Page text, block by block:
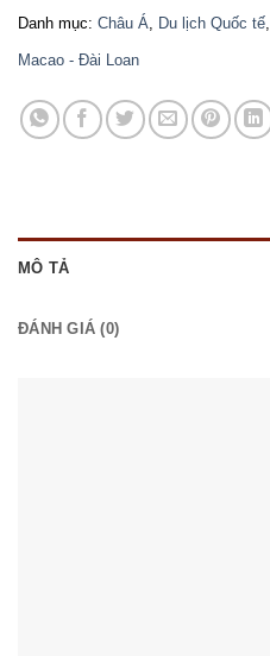
Danh mục: Châu Á, Du lịch Quốc tế,
Macao - Đài Loan
MÔ TẢ
ĐÁNH GIÁ (0)